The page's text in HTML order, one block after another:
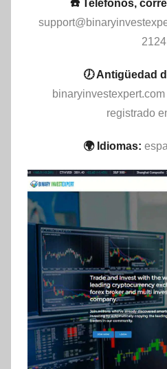
☎️ Teléfonos,
2124
🕖 Antigüedad
registrado
🌍 Idiomas: